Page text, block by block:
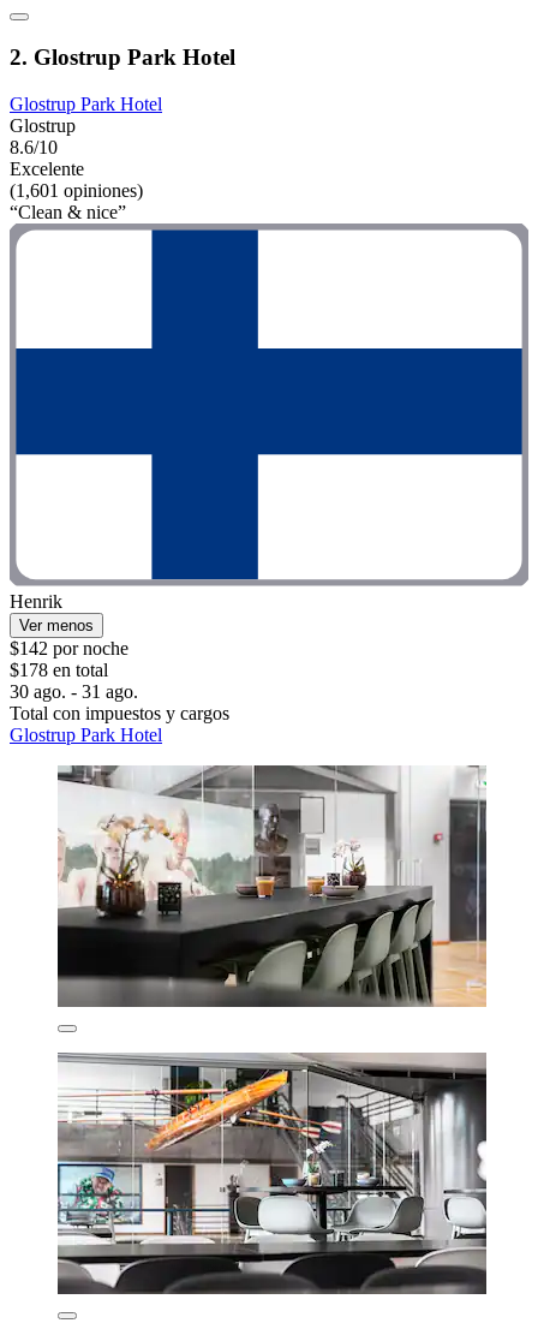
2. Glostrup Park Hotel
Glostrup Park Hotel
Glostrup
8.6/10
Excelente
(1,601 opiniones)
“Clean & nice”
Henrik
Ver menos
$142 por noche
$178 en total
30 ago. - 31 ago.
Total con impuestos y cargos
Glostrup Park Hotel